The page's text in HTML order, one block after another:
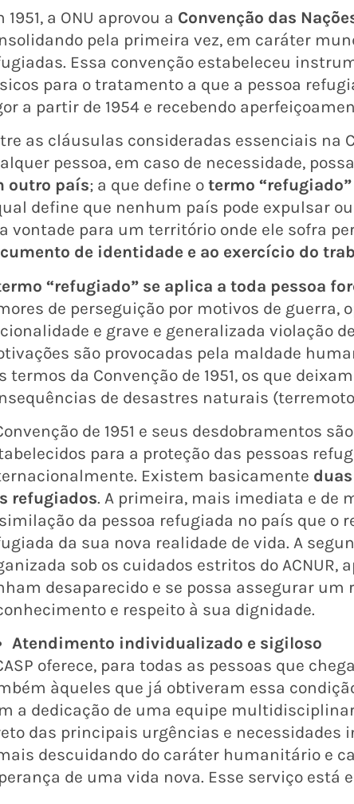
1951, a ONU aprovou a Convenção das
pela primeira vez, em caráter
Essa convenção estabeleceu
para o tratamento a que a pessoa
a partir de 1954 e recebendo
as cláusulas consideradas essenciais na
pessoa, em caso de necessidade, possa
outro país; a que define o termo
define que nenhum país pode expulsar ou
vontade para um território onde ele sofra
de identidade e ao exercício do
“refugiado” se aplica a toda pessoa
de perseguição por motivos de guerra,
e grave e generalizada violação
são provocadas pela maldade
termos da Convenção de 1951, os que
de desastres naturais
de 1951 e seus desdobramentos
para a proteção das pessoas
Existem basicamente
refugiados. A primeira, mais imediata e de
da pessoa refugiada no país que o
da sua nova realidade de vida. A
sob os cuidados estritos do
desaparecido e se possa assegurar um
e respeito à sua dignidade.
Atendimento individualizado e sigiloso
oferece, para todas as pessoas que
àqueles que já obtiveram essa
a dedicação de uma equipe
das principais urgências e necessidades
descuidando do caráter humanitário e
de uma vida nova. Esse serviço está